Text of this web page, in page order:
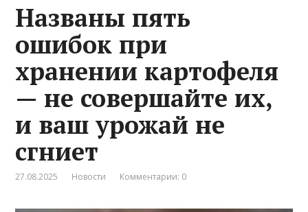
Названы пять
ошибок при
хранении картофеля
— не совершайте их,
и ваш урожай не
сгниет
27.08.2025 Новости Комментарии: 0